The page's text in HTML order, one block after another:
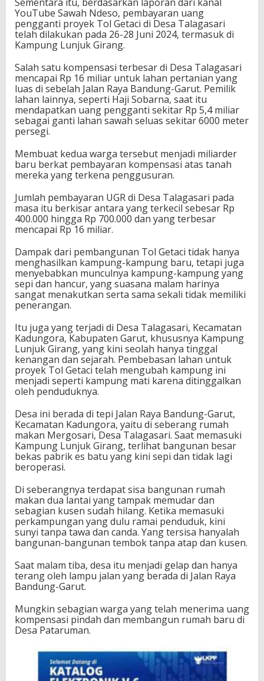
YouTube Sawah Ndeso, pembayaran uang
pengganti proyek Tol Getaci di Desa Talagasari
telah dilakukan pada 26-28 Juni 2024, termasuk di
Kampung Lunjuk Girang.
Salah satu kompensasi terbesar di Desa Talagasari
mencapai Rp 16 miliar untuk lahan pertanian yang
luas di sebelah Jalan Raya Bandung-Garut. Pemilik
lahan lainnya, seperti Haji Sobarna, saat itu
mendapatkan uang pengganti sekitar Rp 5,4 miliar
sebagai ganti lahan sawah seluas sekitar 6000 meter
persegi.
Membuat kedua warga tersebut menjadi miliarder
baru berkat pembayaran kompensasi atas tanah
mereka yang terkena penggusuran.
Jumlah pembayaran UGR di Desa Talagasari pada
masa itu berkisar antara yang terkecil sebesar Rp
400.000 hingga Rp 700.000 dan yang terbesar
mencapai Rp 16 miliar.
Dampak dari pembangunan Tol Getaci tidak hanya
menghasilkan kampung-kampung baru, tetapi juga
menyebabkan munculnya kampung-kampung yang
sepi dan hancur, yang suasana malam harinya
sangat menakutkan serta sama sekali tidak memiliki
penerangan.
Itu juga yang terjadi di Desa Talagasari, Kecamatan
Kadungora, Kabupaten Garut, khususnya Kampung
Lunjuk Girang, yang kini seolah hanya tinggal
kenangan dan sejarah. Pembebasan lahan untuk
proyek Tol Getaci telah mengubah kampung ini
menjadi seperti kampung mati karena ditinggalkan
oleh penduduknya.
Desa ini berada di tepi Jalan Raya Bandung-Garut,
Kecamatan Kadungora, yaitu di seberang rumah
makan Mergosari, Desa Talagasari. Saat memasuki
Kampung Lunjuk Girang, terlihat bangunan besar
bekas pabrik es batu yang kini sepi dan tidak lagi
beroperasi.
Di seberangnya terdapat sisa bangunan rumah
makan dua lantai yang tampak memudar dan
sebagian kusen sudah hilang. Ketika memasuki
perkampungan yang dulu ramai penduduk, kini
sunyi tanpa tawa dan canda. Yang tersisa hanyalah
bangunan-bangunan tembok tanpa atap dan kusen.
Saat malam tiba, desa itu menjadi gelap dan hanya
terang oleh lampu jalan yang berada di Jalan Raya
Bandung-Garut.
Mungkin sebagian warga yang telah menerima uang
kompensasi pindah dan membangun rumah baru di
Desa Pataruman.